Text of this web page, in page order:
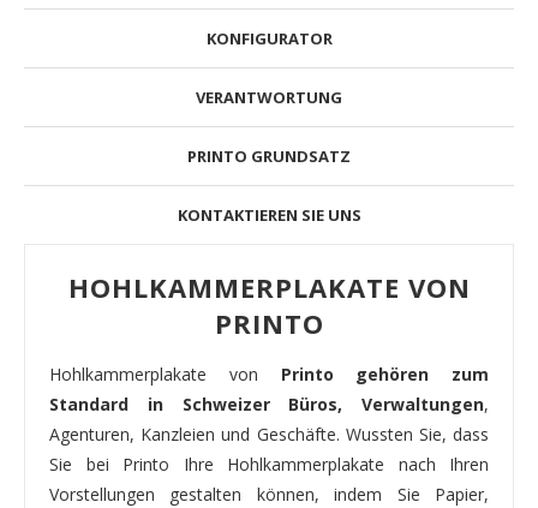
KONFIGURATOR
VERANTWORTUNG
PRINTO GRUNDSATZ
KONTAKTIEREN SIE UNS
HOHLKAMMERPLAKATE VON
PRINTO
Hohlkammerplakate von Printo gehören zum
Standard in Schweizer Büros, Verwaltungen,
Agenturen, Kanzleien und Geschäfte. Wussten Sie, dass
Sie bei Printo Ihre Hohlkammerplakate nach Ihren
Vorstellungen gestalten können, indem Sie Papier,